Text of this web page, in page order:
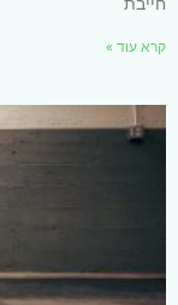
קרא עוד »